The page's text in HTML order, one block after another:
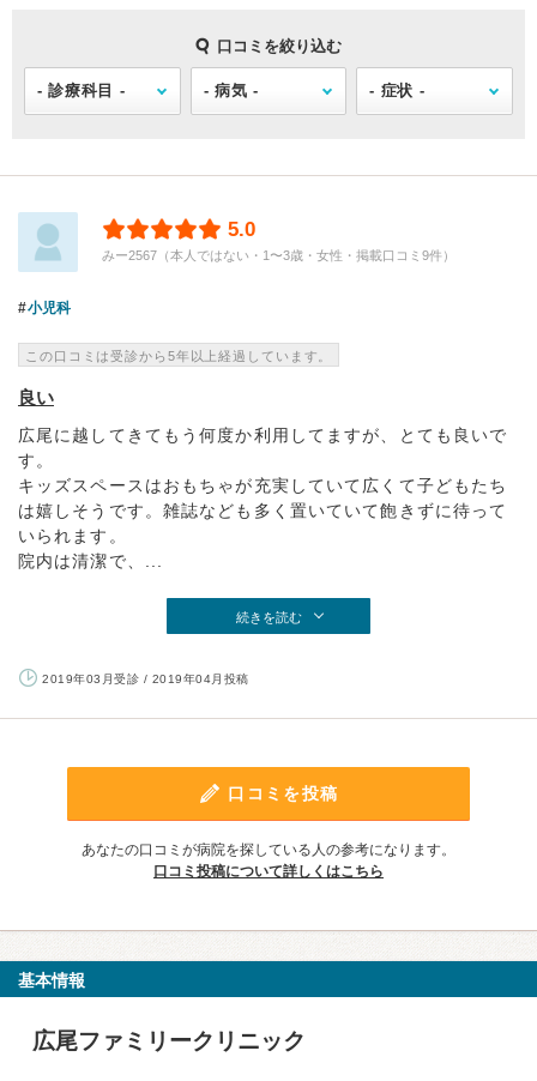
口コミを絞り込む
5.0
みー2567（本人ではない・1〜3歳・女性・掲載口コミ9件）
小児科
この口コミは受診から5年以上経過しています。
良い
広尾に越してきてもう何度か利用してますが、とても良いで
す。
キッズスペースはおもちゃが充実していて広くて子どもたち
は嬉しそうです。雑誌なども多く置いていて飽きずに待って
いられます。
院内は清潔で、...
続きを読む
2019年03月受診 / 2019年04月投稿
口コミを投稿
あなたの口コミが病院を探している人の参考になります。
口コミ投稿について詳しくはこちら
基本情報
広尾ファミリークリニック